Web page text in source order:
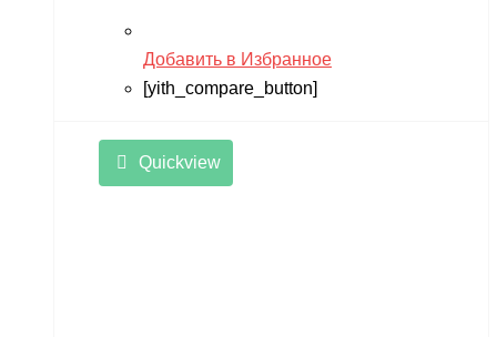
Добавить в Избранное
[yith_compare_button]
Quickview